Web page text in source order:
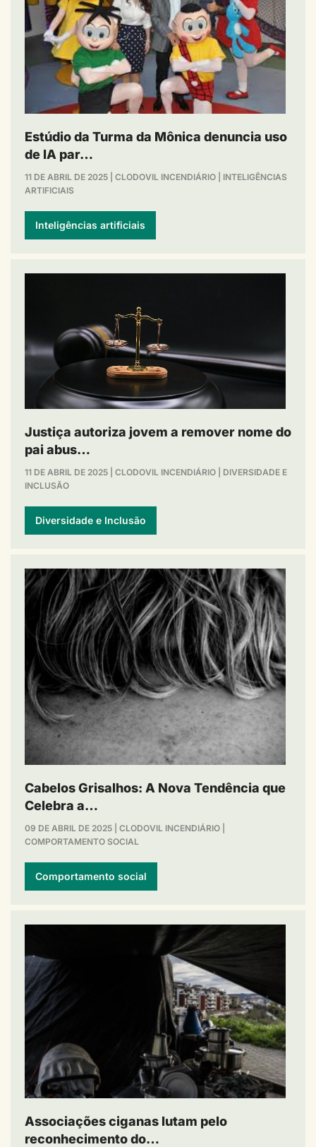
Estúdio da Turma da Mônica denuncia uso
de IA par…
11 DE ABRIL DE 2025 CLODOVIL INCENDIÁRIO
INTELIGÊNCIAS
ARTIFICIAIS
Inteligências artificiais
Justiça autoriza jovem a remover nome do
pai abus…
11 DE ABRIL DE 2025 CLODOVIL INCENDIÁRIO
DIVERSIDADE E
INCLUSÃO
Diversidade e Inclusão
Cabelos Grisalhos: A Nova Tendência que
Celebra a…
09 DE ABRIL DE 2025 CLODOVIL INCENDIÁRIO
COMPORTAMENTO SOCIAL
Comportamento social
Associações ciganas lutam pelo
reconhecimento do…